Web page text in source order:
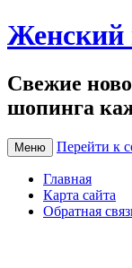
Женский
Свежие
шопинга
Меню Перейти к
Главная
Карта сайта
Обратная